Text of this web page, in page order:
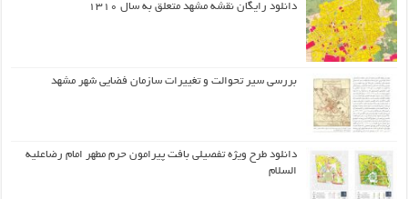
دانلود رایگان نقشه مشهد متعلق به سال ۱۳۱۰
بررسی سیر تحوالت و تغییرات سازمان فضایی شهر مشهد
دانلود طرح ويژه تفصيلي بافت پيرامون حرم مطهر امام رضاعليه
السلام